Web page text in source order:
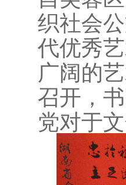
织社会
代优秀
广阔的
召开，
党对于